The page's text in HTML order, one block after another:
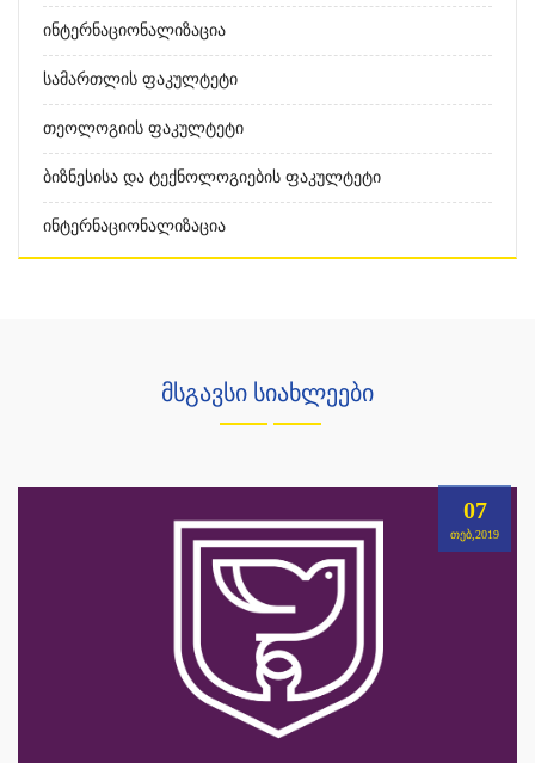
Ინტერნაციონალიზაცია
Სამართლის Ფაკულტეტი
Თეოლოგიის Ფაკულტეტი
Ბიზნესისა Და Ტექნოლოგიების Ფაკულტეტი
Ინტერნაციონალიზაცია
მსგავსი სიახლეები
07
ᲗᲔᲑ,2019